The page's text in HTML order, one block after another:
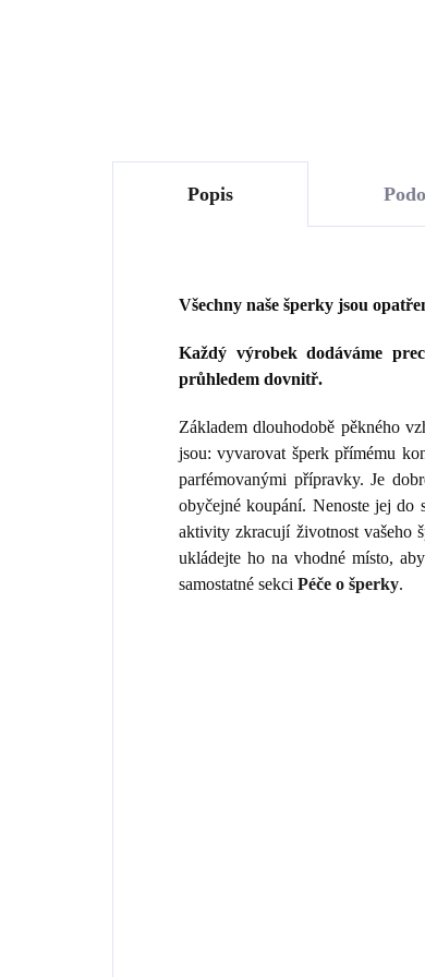
Popis
Všechny naše šperky jsou
Každý výrobek dodáváme
průhledem dovnitř.
Základem dlouhodobě pěkného
jsou: vyvarovat šperk přímému
parfémovanými přípravky. Je
obyčejné koupání. Nenoste jej do
aktivity zkracují životnost vašeho
ukládejte ho na vhodné místo,
samostatné sekci Péče o šperky.